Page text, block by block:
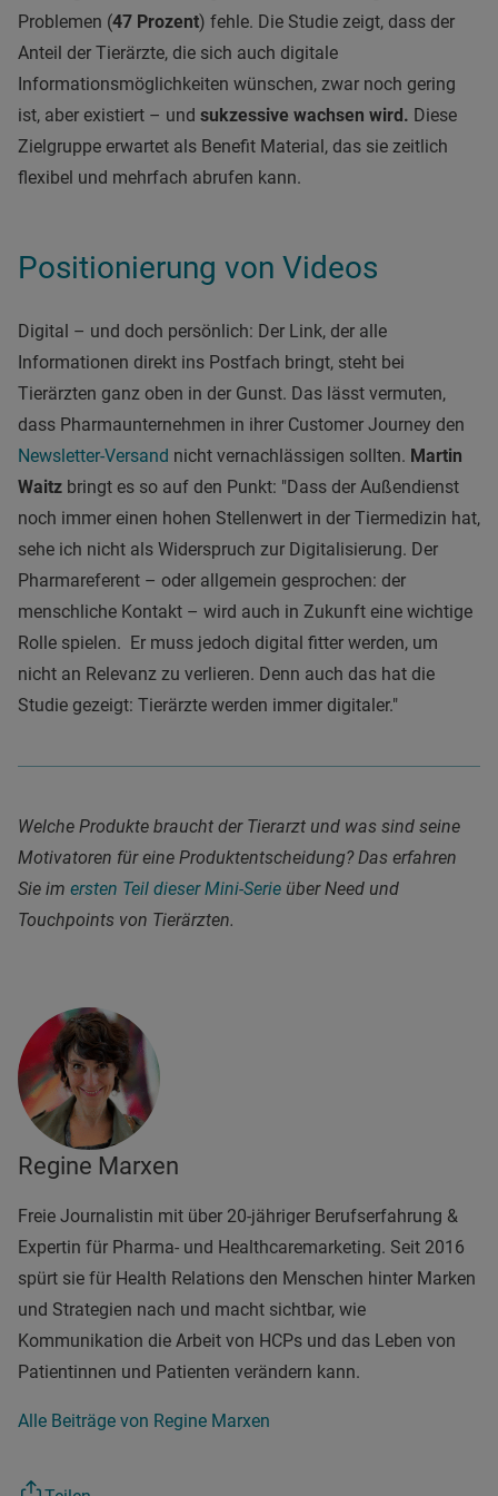
Problemen (47 Prozent) fehle. Die Studie zeigt, dass der
Anteil der Tierärzte, die sich auch digitale
Informationsmöglichkeiten wünschen, zwar noch gering
ist, aber existiert – und sukzessive wachsen wird. Diese
Zielgruppe erwartet als Benefit Material, das sie zeitlich
flexibel und mehrfach abrufen kann.
Positionierung von Videos
Digital – und doch persönlich: Der Link, der alle
Informationen direkt ins Postfach bringt, steht bei
Tierärzten ganz oben in der Gunst. Das lässt vermuten,
dass Pharmaunternehmen in ihrer Customer Journey den
Newsletter-Versand nicht vernachlässigen sollten. Martin
Waitz bringt es so auf den Punkt: "Dass der Außendienst
noch immer einen hohen Stellenwert in der Tiermedizin hat,
sehe ich nicht als Widerspruch zur Digitalisierung. Der
Pharmareferent – oder allgemein gesprochen: der
menschliche Kontakt – wird auch in Zukunft eine wichtige
Rolle spielen. Er muss jedoch digital fitter werden, um
nicht an Relevanz zu verlieren. Denn auch das hat die
Studie gezeigt: Tierärzte werden immer digitaler."
Welche Produkte braucht der Tierarzt und was sind seine
Motivatoren für eine Produktentscheidung? Das erfahren
Sie im ersten Teil dieser Mini-Serie über Need und
Touchpoints von Tierärzten.
Regine Marxen
Freie Journalistin mit über 20-jähriger Berufserfahrung &
Expertin für Pharma- und Healthcaremarketing. Seit 2016
spürt sie für Health Relations den Menschen hinter Marken
und Strategien nach und macht sichtbar, wie
Kommunikation die Arbeit von HCPs und das Leben von
Patientinnen und Patienten verändern kann.
Alle Beiträge von Regine Marxen